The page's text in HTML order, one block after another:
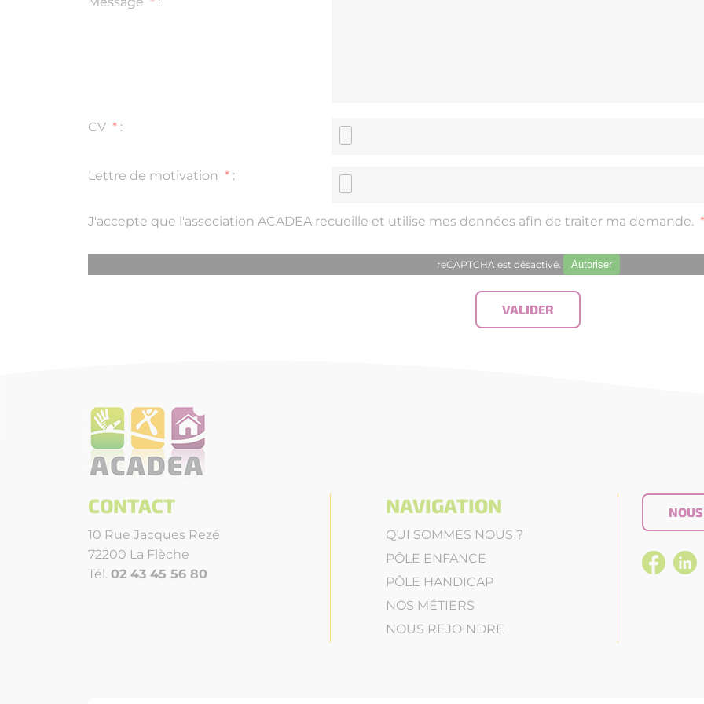
CV * :
Lettre de motivation * :
J'accepte que l'association ACADEA recueille et utilise mes données afin de traiter ma demande. *
reCAPTCHA est désactivé. Autoriser
CONTACT
10 Rue Jacques Rezé
72200 La Flèche
Tél. 02 43 45 56 80
NAVIGATION
QUI SOMMES NOUS ?
PÔLE ENFANCE
PÔLE HANDICAP
NOS MÉTIERS
NOUS REJOINDRE